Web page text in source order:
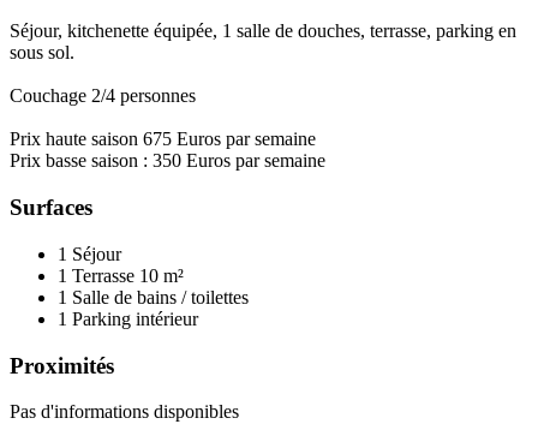
Séjour, kitchenette équipée, 1 salle de douches, terrasse, parking en
sous sol.
Couchage 2/4 personnes
Prix haute saison 675 Euros par semaine
Prix basse saison : 350 Euros par semaine
Surfaces
1 Séjour
1 Terrasse 10 m²
1 Salle de bains / toilettes
1 Parking intérieur
Proximités
Pas d'informations disponibles